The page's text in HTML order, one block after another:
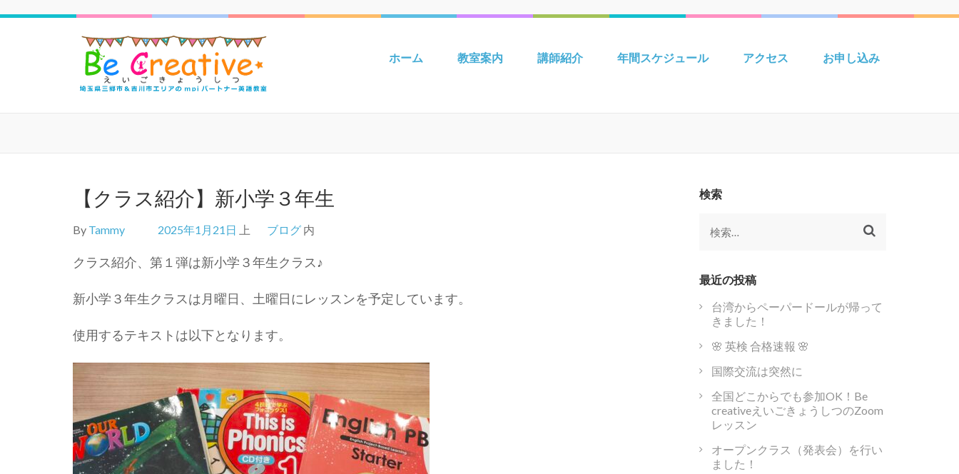
三郷 吉川 mpiパートナー英語教室 Be Creative えいごきょうしつ
ホーム 教室案内 講師紹介 年間スケジュール アクセス お申し込み
【クラス紹介】新小学３年生
By Tammy 2025年1月21日 上 ブログ 内
クラス紹介、第１弾は新小学３年生クラス♪
新小学３年生クラスは月曜日、土曜日にレッスンを予定しています。
使用するテキストは以下となります。
検索
検
最近の投稿
台湾からペーパードールが帰って
きました！
🌸 英検 合格速報 🌸
国際交流は突然に
全国どこからでも参加OK！Be
creativeえいごきょうしつのZoom
レッスン
オープンクラス（発表会）を行い
ました！